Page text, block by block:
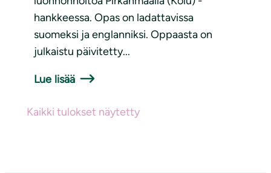
hankkeessa. Opas on ladattavissa
suomeksi ja englanniksi. Oppaasta on
julkaistu päivitetty...
Lue lisää
Kaikki tulokset näytetty